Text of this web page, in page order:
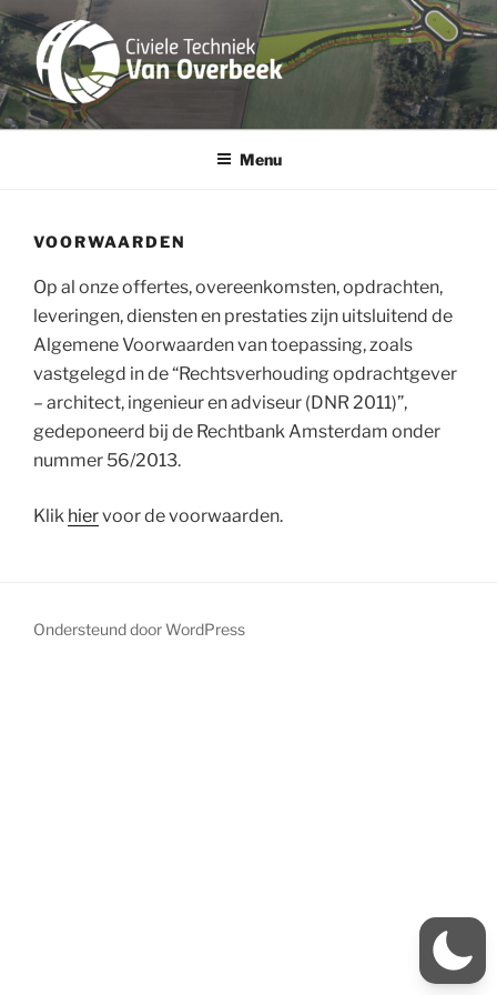
Ga
naar
de
inhoud
Menu
VOORWAARDEN
Op al onze offertes, overeenkomsten, opdrachten,
leveringen, diensten en prestaties zijn uitsluitend de
Algemene Voorwaarden van toepassing, zoals
vastgelegd in de “Rechtsverhouding opdrachtgever
– architect, ingenieur en adviseur (DNR 2011)”,
gedeponeerd bij de Rechtbank Amsterdam onder
nummer 56/2013.
Klik hiervoor de voorwaarden.
Ondersteund door WordPress